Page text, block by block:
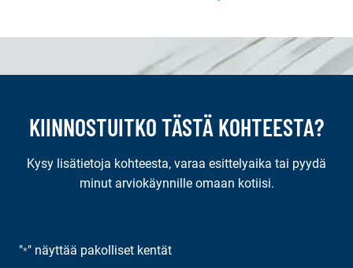
KIINNOSTUITKO TÄSTÄ KOHTEESTA?
Kysy lisätietoja kohteesta, varaa esittelyaika tai pyydä
minut arviokäynnille omaan kotiisi.
"*" näyttää pakolliset kentät